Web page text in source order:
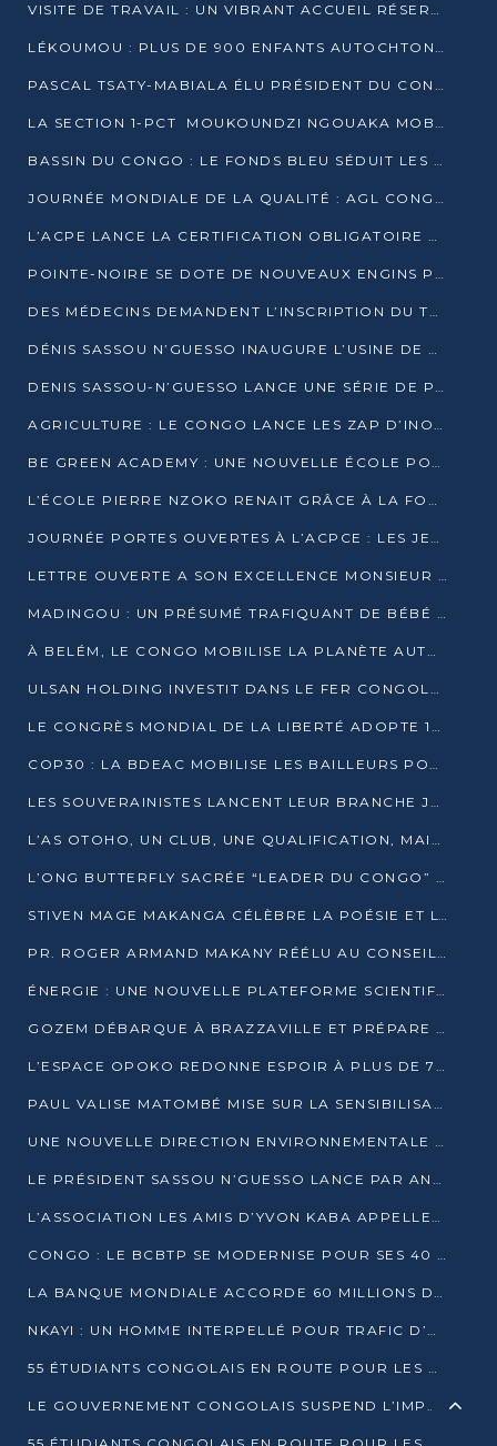
VISITE DE TRAVAIL : UN VIBRANT ACCUEIL RÉSERVÉ À DENIS SASSOU-N’GUESSO PAR L’ASSOCIATION « LES AMIS DE WOMO »
LÉKOUMOU : PLUS DE 900 ENFANTS AUTOCHTONES REÇOIVENT DES KITS SCOLAIRES GRÂCE À L’ESPACE OPOKO
PASCAL TSATY-MABIALA ÉLU PRÉSIDENT DU CONSEIL NATIONAL DE L’UPADS
LA SECTION 1-PCT MOUKOUNDZI NGOUAKA MOBILISE 100 000 FCFA POUR LE 6ᵉ CONGRÈS DU PARTI
BASSIN DU CONGO : LE FONDS BLEU SÉDUIT LES BAILLEURS À BELÉM
JOURNÉE MONDIALE DE LA QUALITÉ : AGL CONGO FORME ET SENSIBILISE LES JEUNES TALENTS
L’ACPE LANCE LA CERTIFICATION OBLIGATOIRE DES CONTRATS DE TRAVAIL DES TRANSPORTEURS
POINTE-NOIRE SE DOTE DE NOUVEAUX ENGINS POUR L’ASSAINISSEMENT ET L’ENTRETIEN ROUTIER
DES MÉDECINS DEMANDENT L’INSCRIPTION DU TRAITEMENT DU PIED-BOT DANS LES CURSUS UNIVERSITAIRES
DÉNIS SASSOU N’GUESSO INAUGURE L’USINE DE VALORISATION DU GAZ ASSOCIÉ
DENIS SASSOU-N’GUESSO LANCE UNE SÉRIE DE PROJETS DANS LE KOUILOU
AGRICULTURE : LE CONGO LANCE LES ZAP D’INONI ET YONO
BE GREEN ACADEMY : UNE NOUVELLE ÉCOLE POUR LES MÉTIERS DE L’ÉCOLOGIE À POINTE-NOIRE
L’ÉCOLE PIERRE NZOKO RENAIT GRÂCE À LA FONDATION MUCODEC
JOURNÉE PORTES OUVERTES À L’ACPCE : LES JEUNES EN IMMERSION DANS L’ENTREPRISE
LETTRE OUVERTE A SON EXCELLENCE MONSIEUR DENIS SASSOU NGUESSO, PRESIDENT DE LAREPUBLIQUE DU CONGO
MADINGOU : UN PRÉSUMÉ TRAFIQUANT DE BÉBÉ CHIMPANZÉ FIXÉ SUR SON SORT LE 20 NOVEMBRE
À BELÉM, LE CONGO MOBILISE LA PLANÈTE AUTOUR DU FONDS BLEU POUR LE BASSIN DU CONGO
ULSAN HOLDING INVESTIT DANS LE FER CONGOLAIS
LE CONGRÈS MONDIAL DE LA LIBERTÉ ADOPTE 14 RÉSOLUTIONS HISTORIQUES
COP30 : LA BDEAC MOBILISE LES BAILLEURS POUR LE FONDS BLEU DU BASSIN DU CONGO
LES SOUVERAINISTES LANCENT LEUR BRANCHE JEUNE À BRAZZAVILLE
L’AS OTOHO, UN CLUB, UNE QUALIFICATION, MAIS ENCORE DES DOUTES
L’ONG BUTTERFLY SACRÉE “LEADER DU CONGO” AU PRIX D’EXCELLENCE 2025
STIVEN MAGE MAKANGA CÉLÈBRE LA POÉSIE ET L’HUMAIN AVEC SON RECUEIL “HECTARE”
PR. ROGER ARMAND MAKANY RÉÉLU AU CONSEIL DE L’AUF
ÉNERGIE : UNE NOUVELLE PLATEFORME SCIENTIFIQUE POUR LA TRANSITION ÉNERGÉTIQUE EN AFRIQUE CENTRALE
GOZEM DÉBARQUE À BRAZZAVILLE ET PRÉPARE SON ARRIVÉE À POINTE-NOIRE
L’ESPACE OPOKO REDONNE ESPOIR À PLUS DE 775 ÉLÈVES AUTOCHTONES DANS LE NORD DU CONGO
PAUL VALISE MATOMBÉ MISE SUR LA SENSIBILISATION POUR ÉRAQUER LE GRAND BANDITISME
UNE NOUVELLE DIRECTION ENVIRONNEMENTALE POUR RENFORCER LA GESTION DES DONNÉES AU CONGO
LE PRÉSIDENT SASSOU N’GUESSO LANCE PAR ANTICIPATION LA 39ÈME JOURNÉE NATIONALE DE L’ARBRE
L’ASSOCIATION LES AMIS D’YVON KABA APPELLENT DENIS SASSOU N’GUESSO À SE PORTER CANDIDAT
CONGO : LE BCBTP SE MODERNISE POUR SES 40 ANS D’EXISTENCE
LA BANQUE MONDIALE ACCORDE 60 MILLIONS DE DOLLARS POUR LA RÉSILIENCE URBAINE AU CONGO
NKAYI : UN HOMME INTERPELLÉ POUR TRAFIC D’UN BÉBÉ CHIMPANZÉ
55 ÉTUDIANTS CONGOLAIS EN ROUTE POUR LES UNIVERSITÉS ALGÉRIENNES
LE GOUVERNEMENT CONGOLAIS SUSPEND L’IMPORTATION DES MACHETTES ET DES MOTOS